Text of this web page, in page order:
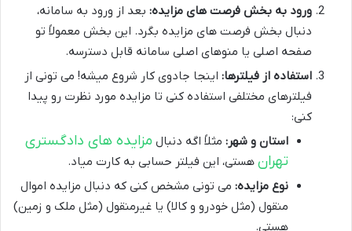
ورود به بخش فرصت های مزایده: بعد از ورود به سامانه،
دنبال بخش فرصت های مزایده بگرد. این بخش معمولاً تو
صفحه اصلی یا منوهای اصلی سامانه قابل دسترسه.
استفاده از فیلترها: اینجا جادوی کار شروع میشه! می تونی از
فیلترهای مختلفی استفاده کنی تا مزایده مورد نظرت رو پیدا
کنی:
استان و شهر: مثلاً اگه دنبال مزایده های دادگستری
تهران هستی، این فیلتر حسابی به کارت میاد.
نوع مزایده: می تونی مشخص کنی که دنبال مزایده اموال
منقول (مثل خودرو و کالا) یا غیرمنقول (مثل ملک و زمین)
هستی.